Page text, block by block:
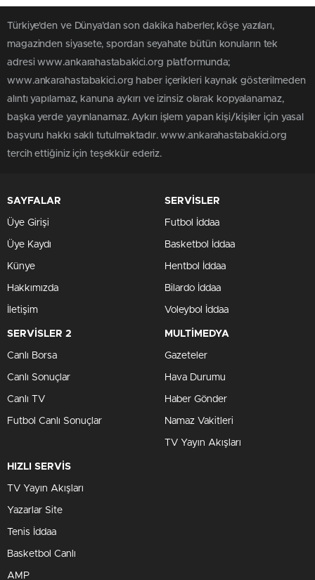
Türkiye'den ve Dünya’dan son dakika haberler, köşe yazıları,
magazinden siyasete, spordan seyahate bütün konuların tek
adresi www.ankarahastabakici.org platformunda;
www.ankarahastabakici.org haber içerikleri kaynak gösterilmeden
alıntı yapılamaz, kanuna aykırı ve izinsiz olarak kopyalanamaz,
başka yerde yayınlanamaz. Aykırı işlem yapan kişi/kişiler için yasal
başvuru hakkı saklı tutulmaktadır. www.ankarahastabakici.org
tercih ettiğiniz için teşekkür ederiz.
SAYFALAR
Üye Girişi
Üye Kaydı
Künye
Hakkımızda
İletişim
SERVİSLER
Futbol İddaa
Basketbol İddaa
Hentbol İddaa
Bilardo İddaa
Voleybol İddaa
SERVİSLER 2
Canlı Borsa
Canlı Sonuçlar
Canlı TV
Futbol Canlı Sonuçlar
MULTİMEDYA
Gazeteler
Hava Durumu
Haber Gönder
Namaz Vakitleri
TV Yayın Akışları
HIZLI SERVİS
TV Yayın Akışları
Yazarlar Site
Tenis İddaa
Basketbol Canlı
AMP